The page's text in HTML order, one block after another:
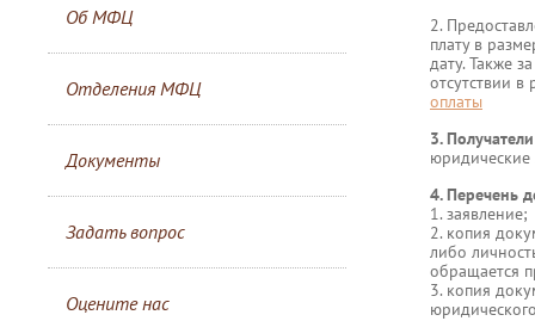
Об МФЦ
Отделения МФЦ
Документы
Задать вопрос
Оцените нас
2.
плату в
дату. Также
отсутствии
оплаты
3.
юридические
4. Перечень
1. заявление;
2. копия
либо
обращается
3. копия